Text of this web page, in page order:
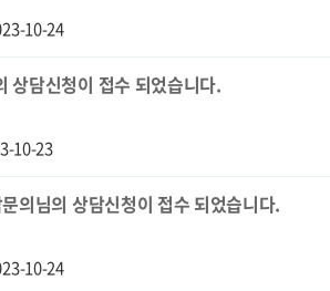
10-24
상담신청이 접수 되었습니다.
10-23
의님의 상담신청이 접수 되었습니다.
10-24